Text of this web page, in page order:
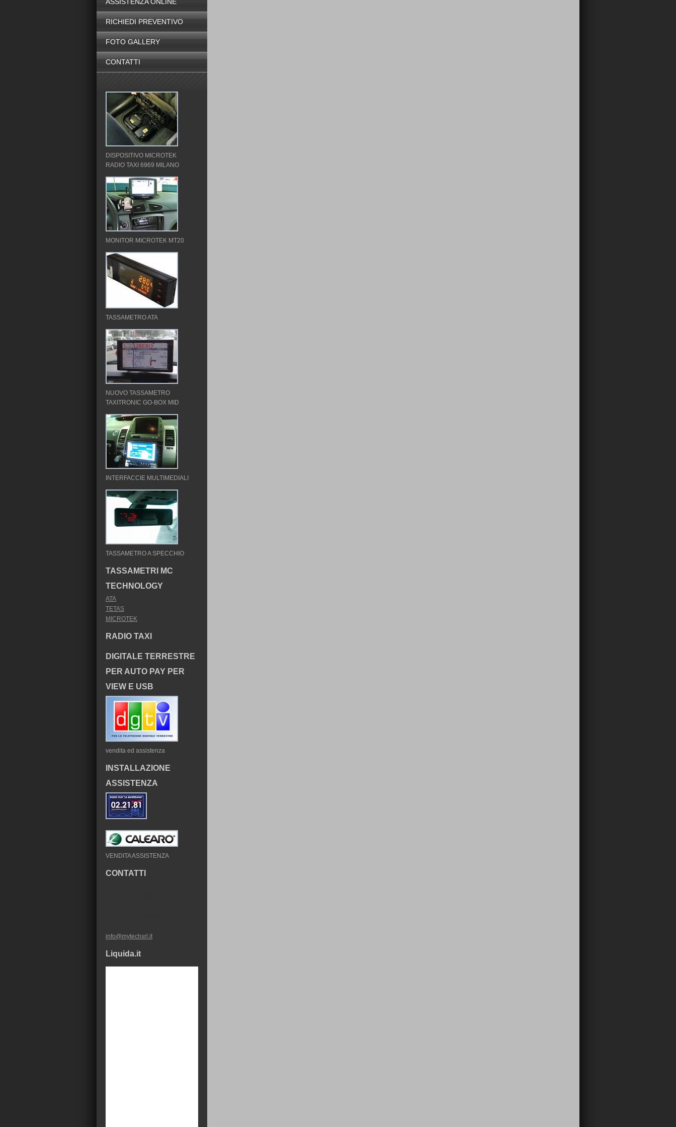
RICHIEDI PREVENTIVO
FOTO GALLERY
CONTATTI
DISPOSITIVO MICROTEK
RADIO TAXI 6969 MILANO
MONITOR MICROTEK MT20
TASSAMETRO ATA
NUOVO TASSAMETRO
TAXITRONIC GO-BOX MID
INTERFACCIE MULTIMEDIALI
TASSAMETRO A SPECCHIO
TASSAMETRI MC
TECHNOLOGY
ATA
TETAS
MICROTEK
RADIO TAXI
DIGITALE TERRESTRE
PER AUTO PAY PER
VIEW E USB
vendita ed assistenza
INSTALLAZIONE
ASSISTENZA
VENDITA ASSISTENZA
CONTATTI
info@mytechsrl.it
Liquida.it